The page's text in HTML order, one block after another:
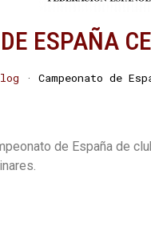
ESPAÑA
· Campeonato de
de España de